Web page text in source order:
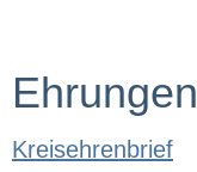
Ehrungen
Kreisehrenbrief